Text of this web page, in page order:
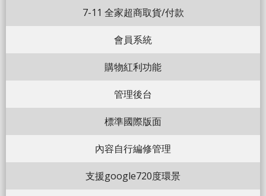
7-11 全家超商取貨/付款
會員系統
購物紅利功能
管理後台
標準國際版面
內容自行編修管理
支援google720度環景